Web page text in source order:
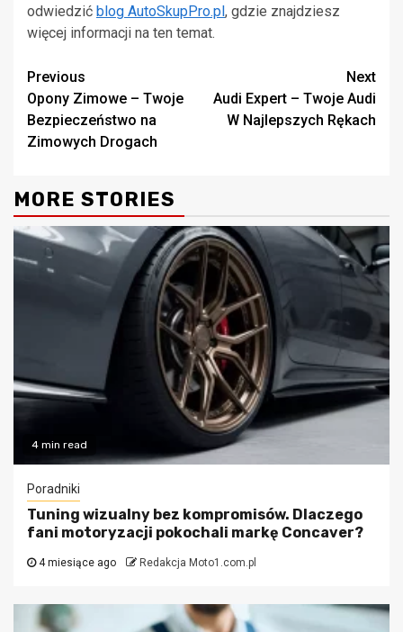
odwiedzić blog AutoSkupPro.pl, gdzie znajdziesz
więcej informacji na ten temat.
Continue
Reading
Previous
Opony Zimowe – Twoje
Bezpieczeństwo na
Zimowych Drogach
Next
Audi Expert – Twoje Audi
W Najlepszych Rękach
MORE STORIES
4 min read
Poradniki
Tuning wizualny bez kompromisów. Dlaczego
fani motoryzacji pokochali markę Concaver?
4 miesiące ago Redakcja Moto1.com.pl